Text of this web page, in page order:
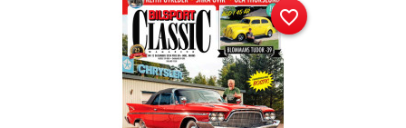
favorite_border